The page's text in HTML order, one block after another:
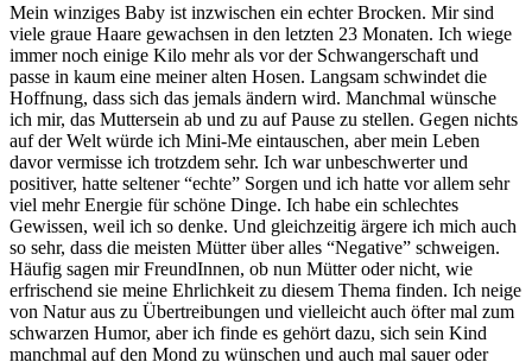
Mein winziges Baby ist inzwischen ein echter Brocken. Mir sind
viele graue Haare gewachsen in den letzten 23 Monaten. Ich wiege
immer noch einige Kilo mehr als vor der Schwangerschaft und
passe in kaum eine meiner alten Hosen. Langsam schwindet die
Hoffnung, dass sich das jemals ändern wird. Manchmal wünsche
ich mir, das Muttersein ab und zu auf Pause zu stellen. Gegen nichts
auf der Welt würde ich Mini-Me eintauschen, aber mein Leben
davor vermisse ich trotzdem sehr. Ich war unbeschwerter und
positiver, hatte seltener “echte” Sorgen und ich hatte vor allem sehr
viel mehr Energie für schöne Dinge. Ich habe ein schlechtes
Gewissen, weil ich so denke. Und gleichzeitig ärgere ich mich auch
so sehr, dass die meisten Mütter über alles “Negative” schweigen.
Häufig sagen mir FreundInnen, ob nun Mütter oder nicht, wie
erfrischend sie meine Ehrlichkeit zu diesem Thema finden. Ich neige
von Natur aus zu Übertreibungen und vielleicht auch öfter mal zum
schwarzen Humor, aber ich finde es gehört dazu, sich sein Kind
manchmal auf den Mond zu wünschen und auch mal sauer oder